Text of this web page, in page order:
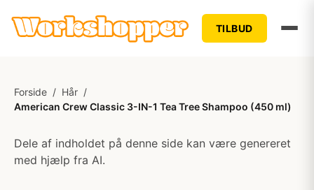
TILBUD
Forside / Hår /
American Crew Classic 3-IN-1 Tea Tree Shampoo (450 ml)
Dele af indholdet på denne side kan være genereret
med hjælp fra AI.